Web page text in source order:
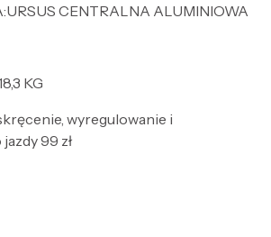
CENTRALNA ALUMINIOWA
KG
wyregulowanie i
99 zł